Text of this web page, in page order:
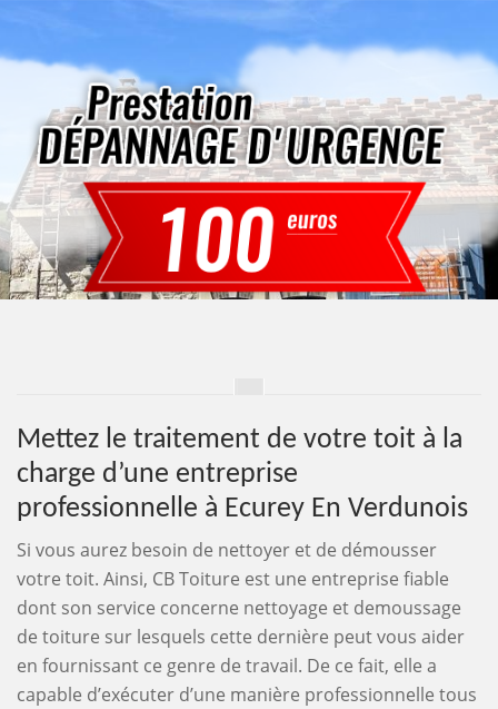
Mettez le traitement de votre toit à la
charge d’une entreprise
professionnelle à Ecurey En Verdunois
Si vous aurez besoin de nettoyer et de démousser
votre toit. Ainsi, CB Toiture est une entreprise fiable
dont son service concerne nettoyage et demoussage
de toiture sur lesquels cette dernière peut vous aider
en fournissant ce genre de travail. De ce fait, elle a
capable d’exécuter d’une manière professionnelle tous